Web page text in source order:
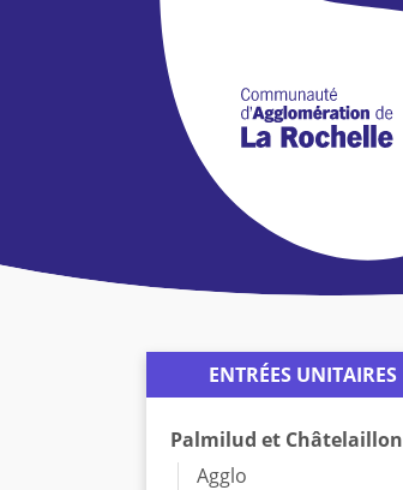
ENTRÉES UNITAIRES
Palmilud et Châtelaillon
Agglo